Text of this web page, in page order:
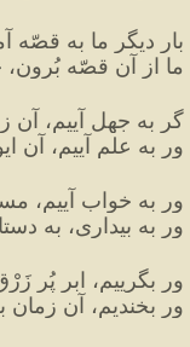
بارِ دیگر ما به قصّه
ما از آن قصّه
گر به جهل آییم، آن
ور به علم آییم، آن
ور به خواب آییم،
ور به بیداری، به
ور بگرییم، ابرِ پُر
ور بخندیم، آن زمان